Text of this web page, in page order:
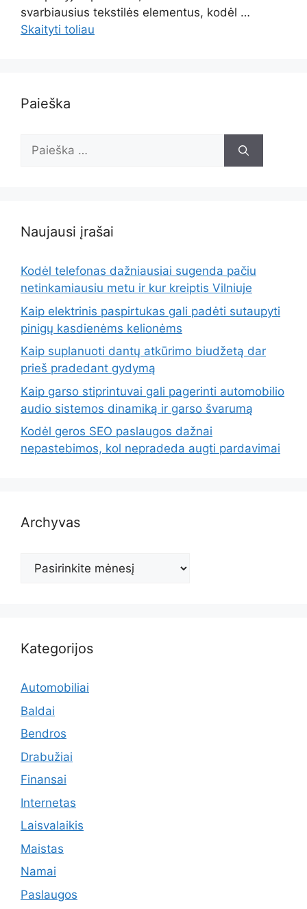
svarbiausius tekstilės elementus, kodėl …
Skaityti toliau
Paieška
Ieškoti:
Naujausi įrašai
Kodėl telefonas dažniausiai sugenda pačiu
netinkamiausiu metu ir kur kreiptis Vilniuje
Kaip elektrinis paspirtukas gali padėti sutaupyti
pinigų kasdienėms kelionėms
Kaip suplanuoti dantų atkūrimo biudžetą dar
prieš pradedant gydymą
Kaip garso stiprintuvai gali pagerinti automobilio
audio sistemos dinamiką ir garso švarumą
Kodėl geros SEO paslaugos dažnai
nepastebimos, kol nepradeda augti pardavimai
Archyvas
Archyvas
Kategorijos
Automobiliai
Baldai
Bendros
Drabužiai
Finansai
Internetas
Laisvalaikis
Maistas
Namai
Paslaugos